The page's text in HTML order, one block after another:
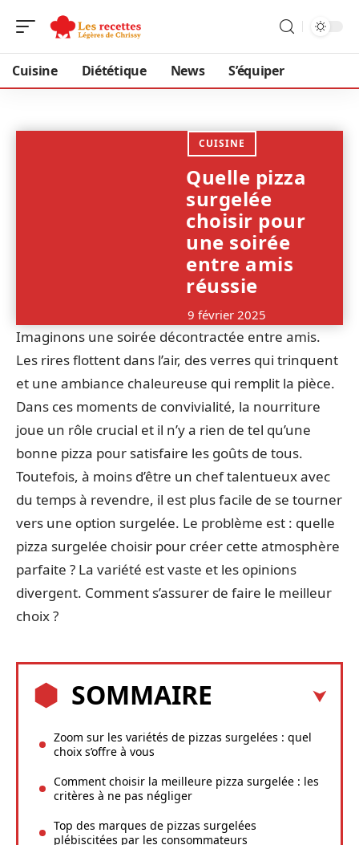
Cuisine Diététique News S’équiper
CUISINE
Quelle pizza
surgelée
choisir pour
une soirée
entre amis
réussie
9 février 2025
Imaginons une soirée décontractée entre amis.
Les rires flottent dans l’air, des verres qui trinquent
et une ambiance chaleureuse qui remplit la pièce.
Dans ces moments de convivialité, la nourriture
joue un rôle crucial et il n’y a rien de tel qu’une
bonne pizza pour satisfaire les goûts de tous.
Toutefois, à moins d’être un chef talentueux avec
du temps à revendre, il est plus facile de se tourner
vers une option surgelée. Le problème est : quelle
pizza surgelée choisir pour créer cette atmosphère
parfaite ? La variété est vaste et les opinions
divergent. Comment s’assurer de faire le meilleur
choix ?
SOMMAIRE
Zoom sur les variétés de pizzas surgelées : quel
choix s’offre à vous
Comment choisir la meilleure pizza surgelée : les
critères à ne pas négliger
Top des marques de pizzas surgelées
plébiscitées par les consommateurs